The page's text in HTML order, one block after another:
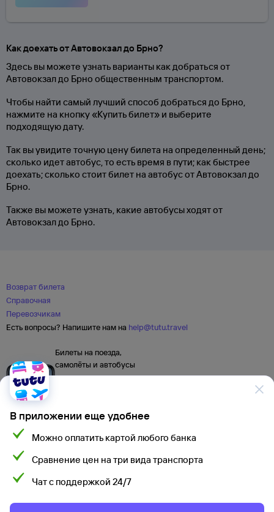
Как доехать от Автовокзал до Брно?
Здесь вы можете узнать варианты как добраться от
Автовокзал до Брно общественным транспортом.
Чтобы найти самый лучший способ добраться до Брно,
нажмите на кнопку «Купить билет» и выберите
подходящую дату.
Так вы увидите точную цену билета на определенный день;
сколько идет автобус, то есть время в пути; как быстрее
доехать; сколько стоит билет на автобус от Автовокзал до
Брно.
Также вы можете узнать, какие автобусы ходят от
Автовокзал до Брно.
В приложении еще удобнее
Можно оплатить картой любого банка
Сравнение цен на три вида транспорта
Чат с поддержкой 24/7
Возврат билета
Справочная
Перевозчикам
Есть вопросы? Напишите нам на help@tutu.travel
Билеты на поезда,
самолёты и автобусы
Мы используем cookies для более удобной работы